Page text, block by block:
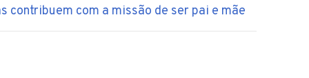
contribuem com a missão de ser pai e mãe